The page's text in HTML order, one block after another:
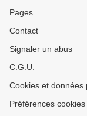
Pages
Contact
Signaler un abus
C.G.U.
Cookies et données
Préférences cookies